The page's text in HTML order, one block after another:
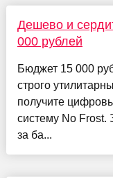
Дешево и
000 рублей
Бюджет 15 000
строго
получите
систему No Frost.
за ба...